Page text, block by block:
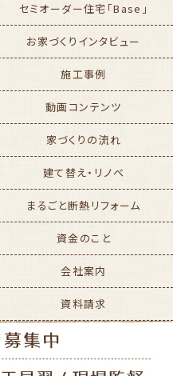
セミオーダー住宅「Base」
お家づくりインタビュー
施工事例
動画コンテンツ
家づくりの流れ
建て替え・リノベ
まるごと断熱リフォーム
資金のこと
会社案内
資料請求